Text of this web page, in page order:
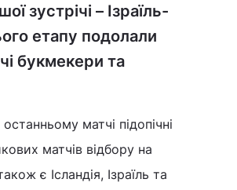
зустрічі – Ізраїль-
етапу подолали
букмекери та
матчі підопічні
матчів відбору на
є Ісландія, Ізраїль та